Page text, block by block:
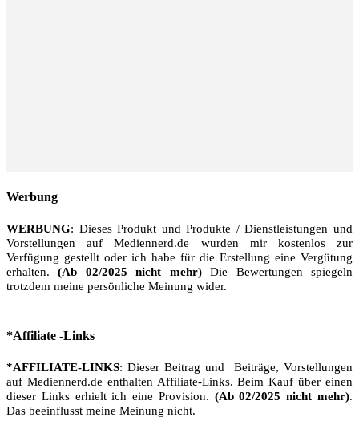
Werbung
WERBUNG: Dieses Produkt und Produkte / Dienstleistungen und
Vorstellungen auf Mediennerd.de wurden mir kostenlos zur
Verfügung gestellt oder ich habe für die Erstellung eine Vergütung
erhalten.(Ab 02/2025 nicht mehr)Die Bewertungen spiegeln
trotzdem meine persönliche Meinung wider.
*Affiliate -Links
*AFFILIATE-LINKS: Dieser Beitrag und Beiträge, Vorstellungen
auf Mediennerd.de enthalten Affiliate-Links. Beim Kauf über einen
dieser Links erhielt ich eine Provision. (Ab 02/2025 nicht mehr).
Das beeinflusst meine Meinung nicht.